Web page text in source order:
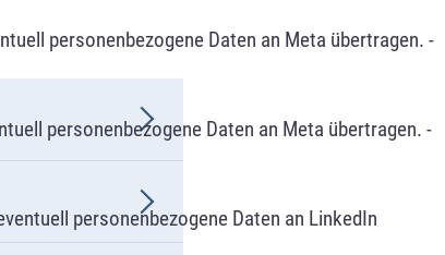
personenbezogene Daten an Meta übertragen. -
personenbezogene Daten an Meta übertragen. -
personenbezogene Daten an LinkedIn